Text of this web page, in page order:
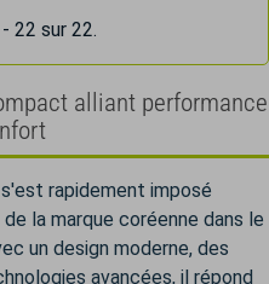
22 sur 22.
alliant performance
rapidement imposé
la marque coréenne dans le
un design moderne, des
avancées, il répond